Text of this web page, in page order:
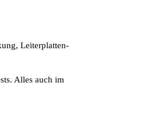
Leiterplatten-
Alles auch im